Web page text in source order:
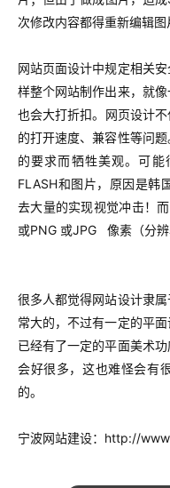
次修改内容都得重新编辑图
网站页面设计中规定相关
样整个网站制作出来，就
也会大打折扣。 网页设计
的打开速度、兼容性等问
的要求而牺牲美观。可
FLASH和图片，原因是韩
去大量的实现视觉冲击！而
或PNG 或JPG 像素（分辨
很多人都觉得网站设计隶
常大的，不过有一定的平
已经有了一定的平面美术
会好很多，这也难怪会有
的。
宁波网站建设：http://